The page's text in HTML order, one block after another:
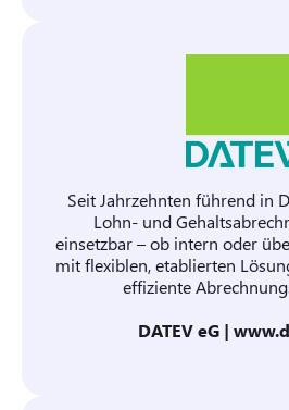
Seit Jahrzehnten führend in
Lohn- und
einsetzbar – ob intern oder
mit flexiblen, etablierten
effiziente
DATEV eG |